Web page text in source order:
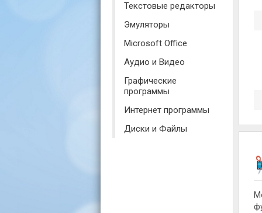
Текстовые редакторы
Эмуляторы
Microsoft Office
Аудио и Видео
Графические
программы
Интернет программы
Диски и Файлы